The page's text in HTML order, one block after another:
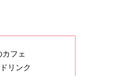
カフェ
リンク